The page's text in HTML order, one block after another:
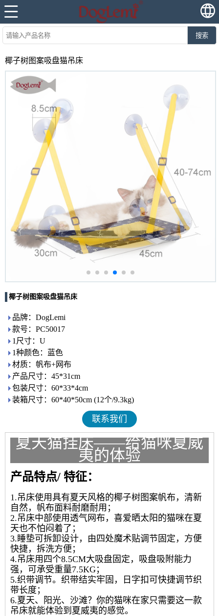
搜索
椰子树图案吸盘猫吊床
椰子树图案吸盘猫吊床
品牌：DogLemi
款号：PC50017
1尺寸：U
1种颜色：蓝色
材质：帆布+网布
产品尺寸：45*31cm
包装尺寸：60*33*4cm
装箱尺寸：60*40*50cm (12个/9.3kg)
联系我们
夏天猫挂床——给猫咪夏威
夷的体验
产品特点/ 特征：
1.吊床使用具有夏天风格的椰子树图案帆布，清新
自然，帆布面料耐磨耐用；
2.吊床中部使用透气网布，喜爱晒太阳的猫咪在夏
天也不怕闷着了；
3.睡垫可拆卸设计，由四处魔术贴调节固定，方便
快捷，拆洗方便；
4.吊床用四个8.5CM大吸盘固定，吸盘吸附能力
强，可承受重量7.5KG；
5.织带调节。织带结实牢固，日字扣可快捷调节织
带长度；
6.夏天、阳光、沙滩？你的猫咪在家只需要这一款
吊床就能体验到夏威夷的感觉。